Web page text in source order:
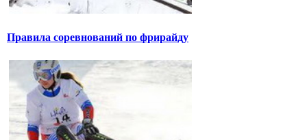
Правила соревнований по фрирайду